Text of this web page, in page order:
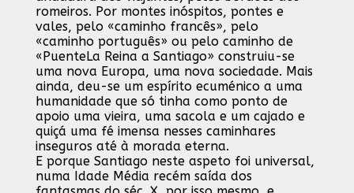
romeiros. Por montes inóspitos, pontes e
vales, pelo «caminho francês», pelo
«caminho português» ou pelo caminho de
«PuenteLa Reina a Santiago» construiu-se
uma nova Europa, uma nova sociedade. Mais
ainda, deu-se um espírito ecuménico a uma
humanidade que só tinha como ponto de
apoio uma vieira, uma sacola e um cajado e
quiçá uma fé imensa nesses caminhares
inseguros até à morada eterna.
E porque Santiago neste aspeto foi universal,
numa Idade Média recém saída dos